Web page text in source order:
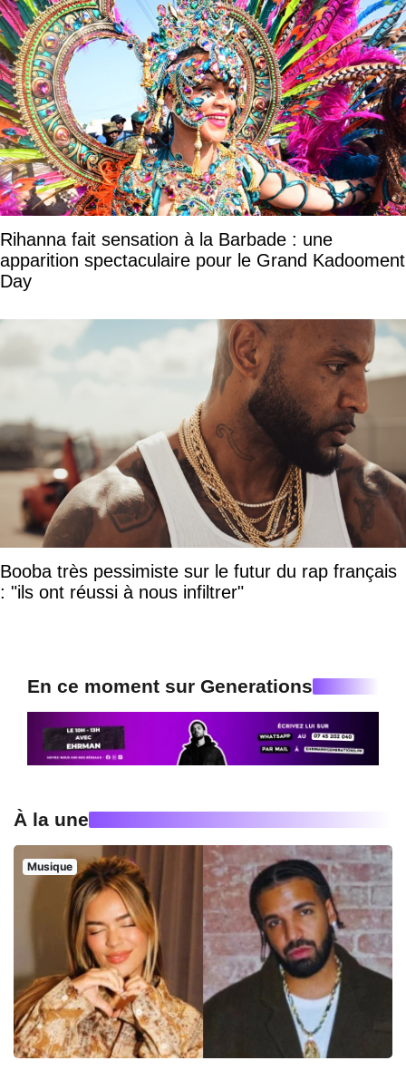
Rihanna fait sensation à la Barbade : une
apparition spectaculaire pour le Grand Kadooment
Day
Booba très pessimiste sur le futur du rap français
: "ils ont réussi à nous infiltrer"
En ce moment sur Generations
À la une
Musique